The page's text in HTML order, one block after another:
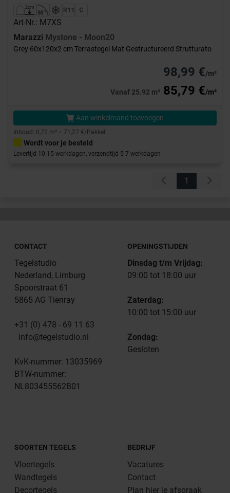
Art-Nr.: M7XS
Marazzi Mystone - Moon20
Grey 60x120x2 cm Terrastegel Mat Gestructureerd Strutturato
98,99 €/m²
Vanaf 25.92 m² 85,79 €/m²
Aan winkelmand toevoegen
Inhoud: 0,72 m² = 71,27 €/Pakket
Wordt voor je besteld
Levertijd 10-15 werkdagen, verzendtijd 5-7 werkdagen
1
CONTACT
Tegelstudio
Nederland, Limburg
Spoorstraat 61
5865 AG Tienray
+31 (0) 478 - 69 11 63
info@tegelstudio.nl
KvK-nummer: 13035969
BTW-nummer:
NL803455562B01
OPENINGSTIJDEN
Dinsdag t/m Vrijdag:
09:00 tot 18:00 uur
Zaterdag:
10:00 tot 15:00 uur
Zondag:
Gesloten
SOORTEN TEGELS
Vloertegels
Wandtegels
Decortegels
BEDRIJF
Vacatures
Contact
Plan hier je afspraak